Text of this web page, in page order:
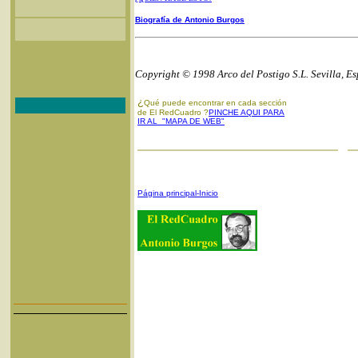
Biografía de Antonio Burgos
Copyright © 1998 Arco del Postigo S.L. Sevilla,
¿ Qué puede encontrar en cada sección
de El RedCuadro ?PINCHE AQUI PARA
IR AL "MAPA DE WEB"
Página principal-Inicio